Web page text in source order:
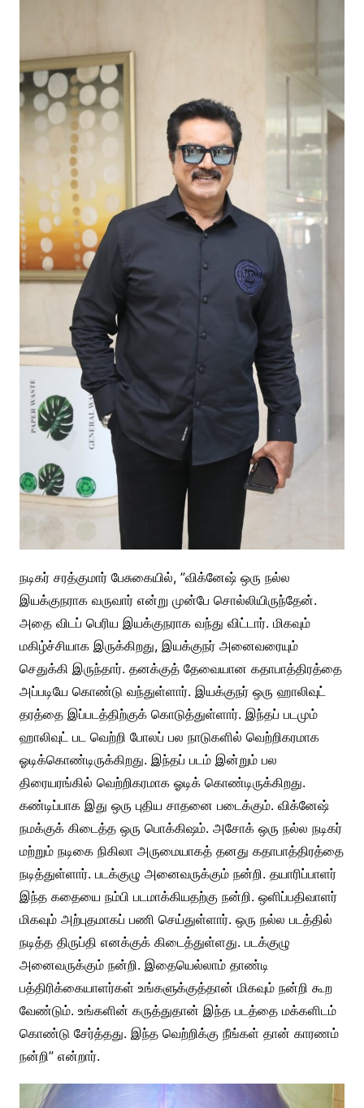
நடிகர் சரத்குமார் பேசுகையில், ”விக்னேஷ் ஒரு நல்ல
இயக்குநராக வருவார் என்று முன்பே சொல்லியிருந்தேன்.
அதை விடப் பெரிய இயக்குநராக வந்து விட்டார். மிகவும்
மகிழ்ச்சியாக இருக்கிறது, இயக்குநர் அனைவரையும்
செதுக்கி இருந்தார். தனக்குத் தேவையான கதாபாத்திரத்தை
அப்படியே கொண்டு வந்துள்ளார். இயக்குநர் ஒரு ஹாலிவுட்
தரத்தை இப்படத்திற்குக் கொடுத்துள்ளார். இந்தப் படமும்
ஹாலிவுட் பட வெற்றி போலப் பல நாடுகளில் வெற்றிகரமாக
ஓடிக்கொண்டிருக்கிறது. இந்தப் படம் இன்றும் பல
திரையரங்கில் வெற்றிகரமாக ஓடிக் கொண்டிருக்கிறது.
கண்டிப்பாக இது ஒரு புதிய சாதனை படைக்கும். விக்னேஷ்
நமக்குக் கிடைத்த ஒரு பொக்கிஷம். அசோக் ஒரு நல்ல நடிகர்
மற்றும் நடிகை நிகிலா அருமையாகத் தனது கதாபாத்திரத்தை
நடித்துள்ளார். படக்குழு அனைவருக்கும் நன்றி. தயாரிப்பாளர்
இந்த கதையை நம்பி படமாக்கியதற்கு நன்றி. ஒளிப்பதிவாளர்
மிகவும் அற்புதமாகப் பணி செய்துள்ளார். ஒரு நல்ல படத்தில்
நடித்த திருப்தி எனக்குக் கிடைத்துள்ளது. படக்குழு
அனைவருக்கும் நன்றி. இதையெல்லாம் தாண்டி
பத்திரிக்கையாளர்கள் உங்களுக்குத்தான் மிகவும் நன்றி கூற
வேண்டும். உங்களின் கருத்துதான் இந்த படத்தை மக்களிடம்
கொண்டு சேர்த்தது. இந்த வெற்றிக்கு நீங்கள் தான் காரணம்
நன்றி” என்றார்.